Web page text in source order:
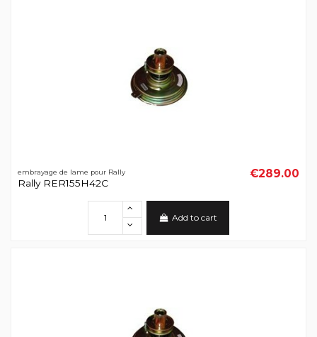
embrayage de lame pour Rally
Rally RER155H42C
€289.00
Add to cart